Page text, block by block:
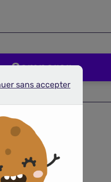
Comparer
sans accepter
sans accepter